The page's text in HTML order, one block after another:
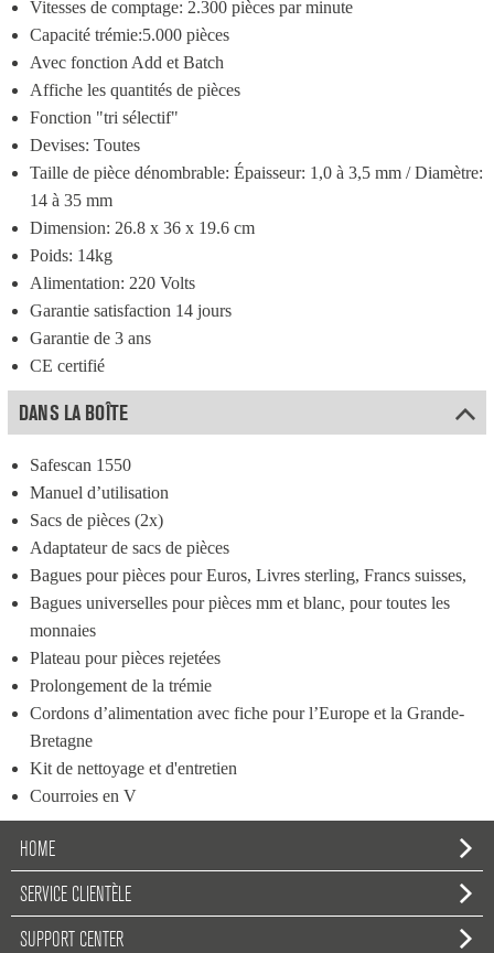
Vitesses de comptage: 2.300 pièces par minute
Capacité trémie:5.000 pièces
Avec fonction Add et Batch
Affiche les quantités de pièces
Fonction "tri sélectif"
Devises: Toutes
Taille de pièce dénombrable: Épaisseur: 1,0 à 3,5 mm / Diamètre:
14 à 35 mm
Dimension: 26.8 x 36 x 19.6 cm
Poids: 14kg
Alimentation: 220 Volts
Garantie satisfaction 14 jours
Garantie de 3 ans
CE certifié
DANS LA BOÎTE
Safescan 1550
Manuel d’utilisation
Sacs de pièces (2x)
Adaptateur de sacs de pièces
Bagues pour pièces pour Euros, Livres sterling, Francs suisses,
Bagues universelles pour pièces mm et blanc, pour toutes les
monnaies
Plateau pour pièces rejetées
Prolongement de la trémie
Cordons d’alimentation avec fiche pour l’Europe et la Grande-
Bretagne
Kit de nettoyage et d'entretien
Courroies en V
HOME
SERVICE CLIENTÈLE
SUPPORT CENTER